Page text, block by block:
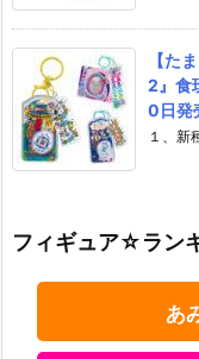
【た
2』食
0日
１、新
フィギュア☆ラン
あ